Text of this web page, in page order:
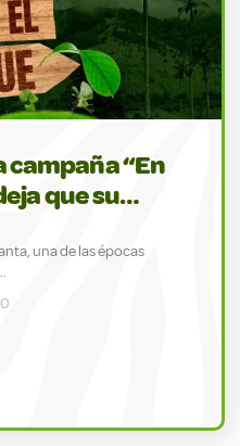
campaña “En
que su…
una de las épocas
0